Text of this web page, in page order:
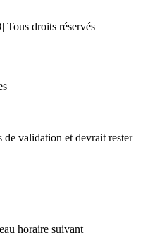
Tous droits réservés
de validation et devrait rester
horaire suivant